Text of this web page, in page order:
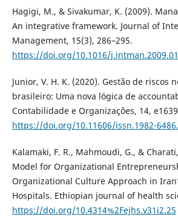
Hagigi, M., & Sivakumar, K. (2009).
An integrative framework. Journal of
Management, 15(3), 286–295.
https://doi.org/10.1016/
Junior, V. H. K. (2020). Gestão de riscos
brasileiro: Uma nova lógica de
Contabilidade e Organizações, 14,
https://doi.org/10.11606/issn.1982-
Kalamaki, F. R., Mahmoudi, G., &
Model for Organizational
Organizational Culture Approach in
Hospitals. Ethiopian journal of health
https://doi.org/10.4314%2Fejhs.v31i2.25